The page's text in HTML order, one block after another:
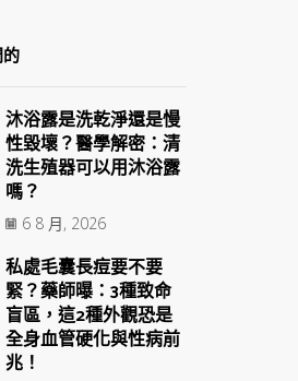
沐浴露是洗乾淨還是慢
性毀壞？醫學解密：清
洗生殖器可以用沐浴露
嗎？
6 8 月, 2026
私處毛囊長痘要不要
緊？藥師曝：3種致命
盲區，這2種外觀恐是
全身血管硬化與性病前
兆！